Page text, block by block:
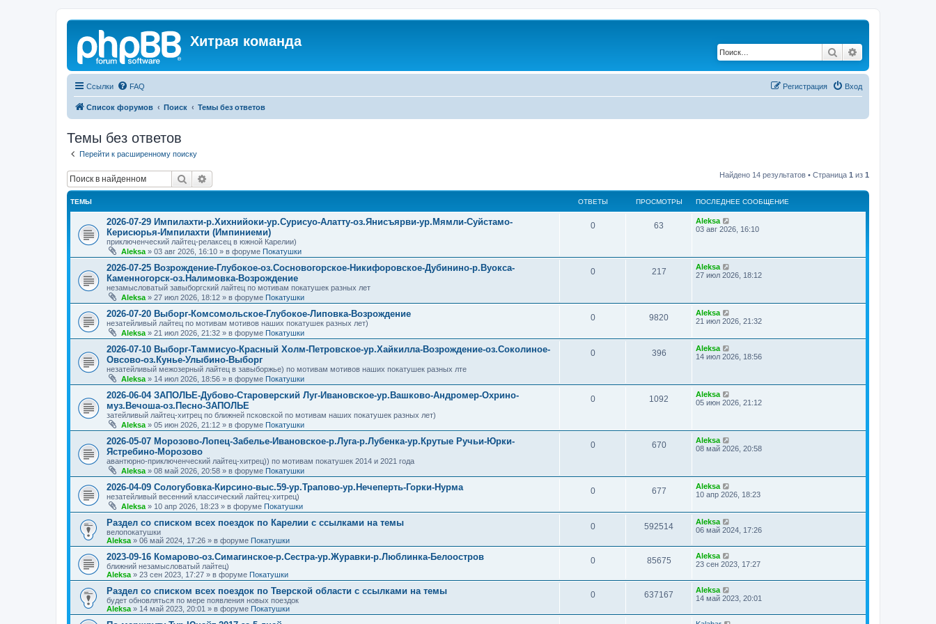
Хитрая команда
Поиск
Ссылки FAQ Вход
Регистрация
Список форумов Поиск Темы без ответов
Темы без ответов
Перейти к расширенному поиску
Поиск Найдено 14 результатов • Страница 1 из 1
ТЕМЫ ОТВЕТЫ ПРОСМОТРЫ ПОСЛЕДНЕЕ СООБЩЕНИЕ
2026-07-29 Импилахти-р.Хихнийоки-ур.Сурисуо-Алатту-оз.Янисъярви-ур.Мямли-Суйстамо-
Керисюрья-Импилахти (Импиниеми)
приключенческий лайтец-релаксец в южной Карелии)
Aleksa » 03 авг 2026, 16:10 » в форуме Покатушки
0 63
Aleksa
03 авг 2026, 16:10
2026-07-25 Возрождение-Глубокое-оз.Сосновогорское-Никифоровское-Дубинино-р.Вуокса-
Каменногорск-оз.Налимовка-Возрождение
незамысловатый завыборгский лайтец по мотивам покатушек разных лет
Aleksa » 27 июл 2026, 18:12 » в форуме Покатушки
0 217
Aleksa
27 июл 2026, 18:12
2026-07-20 Выборг-Комсомольское-Глубокое-Липовка-Возрождение
незатейливый лайтец по мотивам мотивов наших покатушек разных лет)
Aleksa » 21 июл 2026, 21:32 » в форуме Покатушки
0 9820
Aleksa
21 июл 2026, 21:32
2026-07-10 Выборг-Таммисуо-Красный Холм-Петровское-ур.Хайкилла-Возрождение-оз.Соколиное-
Овсово-оз.Кунье-Улыбино-Выборг
незатейливый межозерный лайтец в завыборжье) по мотивам мотивов наших покатушек разных лте
Aleksa » 14 июл 2026, 18:56 » в форуме Покатушки
0 396
Aleksa
14 июл 2026, 18:56
2026-06-04 ЗАПОЛЬЕ-Дубово-Староверский Луг-Ивановское-ур.Вашково-Андромер-Охрино-
муз.Вечоша-оз.Песно-ЗАПОЛЬЕ
затейливый лайтец-хитрец по ближней псковской по мотивам наших покатушек разных лет)
Aleksa » 05 июн 2026, 21:12 » в форуме Покатушки
0 1092
Aleksa
05 июн 2026, 21:12
2026-05-07 Морозово-Лопец-Забелье-Ивановское-р.Луга-р.Лубенка-ур.Крутые Ручьи-Юрки-
Ястребино-Морозово
авантюрно-приключенческий лайтец-хитрец)) по мотивам покатушек 2014 и 2021 года
Aleksa » 08 май 2026, 20:58 » в форуме Покатушки
0 670
Aleksa
08 май 2026, 20:58
2026-04-09 Сологубовка-Кирсино-выс.59-ур.Трапово-ур.Нечеперть-Горки-Нурма
незатейливый весенний классический лайтец-хитрец)
Aleksa » 10 апр 2026, 18:23 » в форуме Покатушки
0 677
Aleksa
10 апр 2026, 18:23
Раздел со списком всех поездок по Карелии с ссылками на темы
велопокатушки
Aleksa » 06 май 2024, 17:26 » в форуме Покатушки
0 592514
Aleksa
06 май 2024, 17:26
2023-09-16 Комарово-оз.Симагинское-р.Сестра-ур.Журавки-р.Люблинка-Белоостров
ближний незамысловатый лайтец)
Aleksa » 23 сен 2023, 17:27 » в форуме Покатушки
0 85675
Aleksa
23 сен 2023, 17:27
Раздел со списком всех поездок по Тверской области с ссылками на темы
будет обновляться по мере появления новых поездок
Aleksa » 14 май 2023, 20:01 » в форуме Покатушки
0 637167
Aleksa
14 май 2023, 20:01